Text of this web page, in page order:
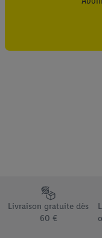
Élément du pied de
Livraison gratuite dès
60 €